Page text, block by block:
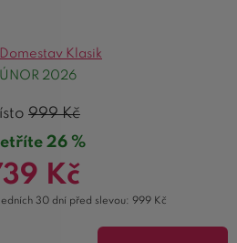
Domestav Klasik
ÚNOR 2026
999Kč
26 %
Kč
30 dní před slevou: 999 Kč